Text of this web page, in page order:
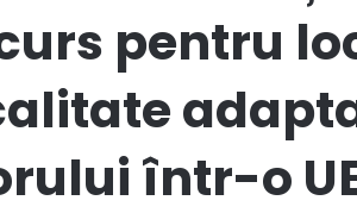
pentru
într-o